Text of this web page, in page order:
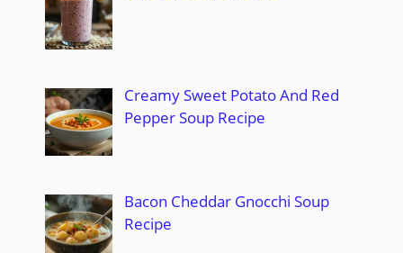
Creamy Sweet Potato And Red
Pepper Soup Recipe
Bacon Cheddar Gnocchi Soup
Recipe